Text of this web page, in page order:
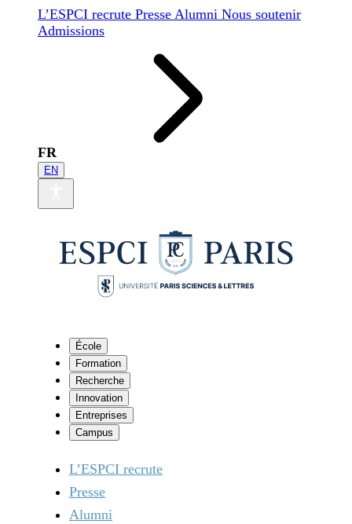
L’ESPCI recrute Presse Alumni Nous soutenir
Admissions
FR
EN
École
Formation
Recherche
Innovation
Entreprises
Campus
L’ESPCI recrute
Presse
Alumni